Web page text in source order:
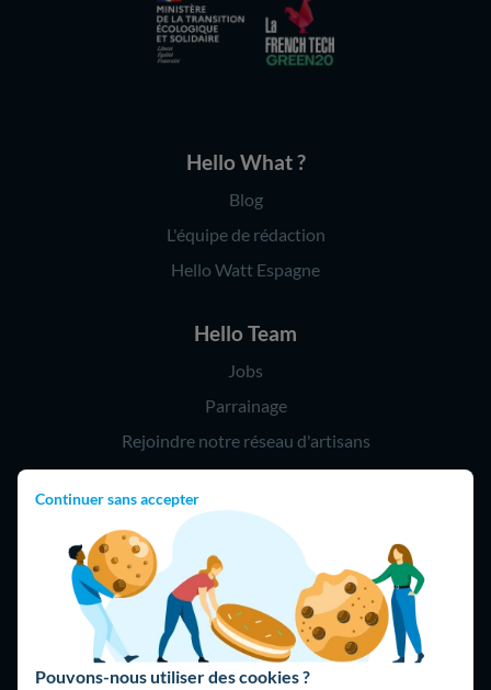
Continuer sans accepter
Pouvons-nous utiliser des cookies ?
Hello What ?
Blog
L'équipe de rédaction
Hello Watt Espagne
Hello Team
Jobs
Parrainage
Rejoindre notre réseau d'artisans
Hello !
09 75 18 60 60
(8h-21h)
75018 Paris